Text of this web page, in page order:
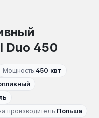
Duo 450
Мощность:450 квт
производитель:Польша